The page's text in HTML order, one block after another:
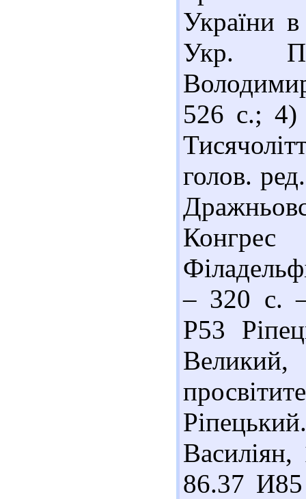
України
Укр.
526 с.; 4)
голов.
– 320 с.
Р53
86.37 И85